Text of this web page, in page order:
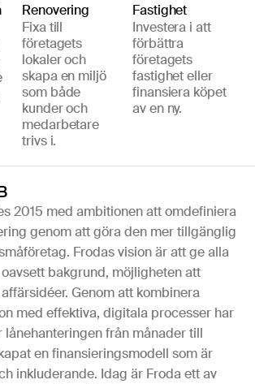
Renovering
Fixa till
företagets
lokaler och
skapa en miljö
som både
kunder och
medarbetare
trivs i.
Fastighet
Investera i att
förbättra
företagets
fastighet eller
finansiera köpet
av en ny.
2015 med ambitionen att omdefiniera
genom att göra den mer tillgänglig
Frodas vision är att ge alla
bakgrund, möjligheten att
Genom att kombinera
med effektiva, digitala processer har
lånehanteringen från månader till
en finansieringsmodell som är
inkluderande. Idag är Froda ett av